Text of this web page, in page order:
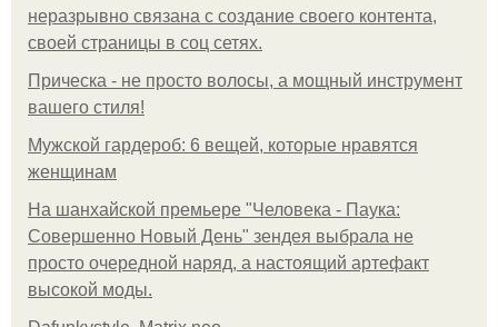
неразрывно связана с создание своего контента,
своей страницы в соц сетях.
Прическа - не просто волосы, а мощный инструмент
вашего стиля!
Мужской гардероб: 6 вещей, которые нравятся
женщинам
На шанхайской премьере "Человека - Паука:
Совершенно Новый День" зендея выбрала не
просто очередной наряд, а настоящий артефакт
высокой моды.